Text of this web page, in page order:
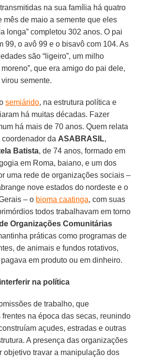
na sua família há quatro
mês de maio a semente que eles
longa” completou 302 anos. O pai
99, o avô 99 e o bisavô com 104. As
são “ligeiro”, um milho
que era amigo do pai dele,
semente.
semiárido, na estrutura política e
há muitas décadas. Fazer
há mais de 70 anos. Quem relata
da ASABRASIL,
Batista, de 74 anos, formado em
em Roma, baiano, e um dos
uma rede de organizações sociais –
nove estados do nordeste e o
– o bioma caatinga, com suas
todos trabalhavam em torno
Organizações Comunitárias
práticas como programas de
de animais e fundos rotativos,
em produto ou em dinheiro.
na política
de trabalho, que
na época das secas, reunindo
açudes, estradas e outras
A presença das organizações
objetivo travar a manipulação dos